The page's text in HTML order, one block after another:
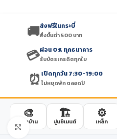
🚚ส่งฟรีในกระบี่
สั่งขั้นต่ำ 500 บาท
💳ผ่อน 0% ทุกธนาคาร
รับบัตรเครดิตทุกใบ
⏰ เปิดทุกวัน 7:30-19:00
ไม่หยุดพัก ตลอดปี
🎨
สีทาบ้าน
🏗️
ปูนซีเมนต์
⚙️
เหล็ก
Click to enlarge